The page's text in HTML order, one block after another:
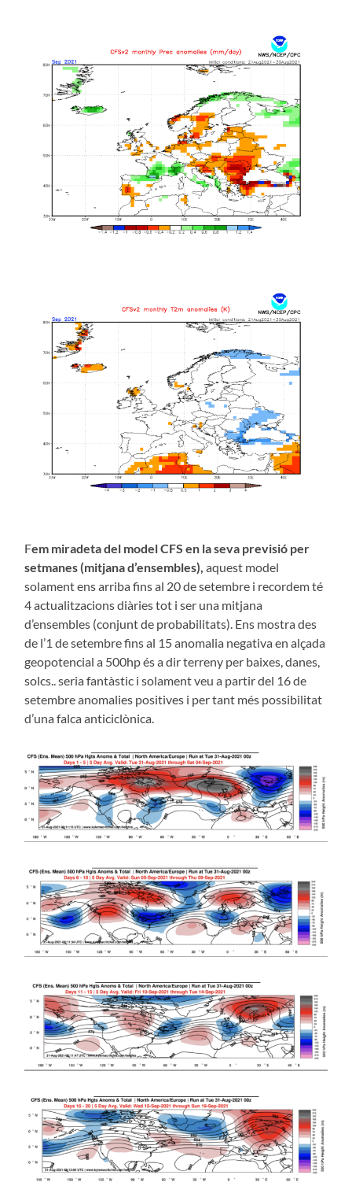
Fem miradeta del model CFS en la seva previsió per
setmanes (mitjana d’ensembles), aquest model
solament ens arriba fins al 20 de setembre i recordem té
4 actualitzacions diàries tot i ser una mitjana
d’ensembles (conjunt de probabilitats). Ens mostra des
de l’1 de setembre fins al 15 anomalia negativa en alçada
geopotencial a 500hp és a dir terreny per baixes, danes,
solcs.. seria fantàstic i solament veu a partir del 16 de
setembre anomalies positives i per tant més possibilitat
d’una falca anticiclònica.